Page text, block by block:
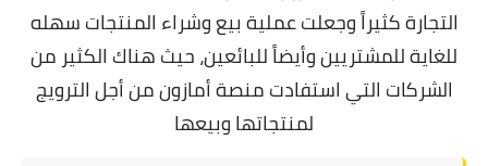
التجارة كثيراً وجعلت عملية بيع وشراء المنتجات سهله
للغاية للمشتريين وأيضاً للبائعين، حيث هناك الكثير من
الشركات التي استفادت منصة أمازون من أجل الترويج
لمنتجاتها وبيعها